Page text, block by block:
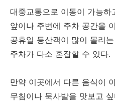
대중교통으로 이동이 가능
앞이나 주변에 주차 공간을
공휴일 등산객이 많이 몰리
주차가 다소 혼잡할 수 있다.
만약 이곳에서 다른 음식이
무침이나 묵사발을 맛보고